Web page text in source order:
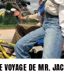
VOYAGE DE MR.